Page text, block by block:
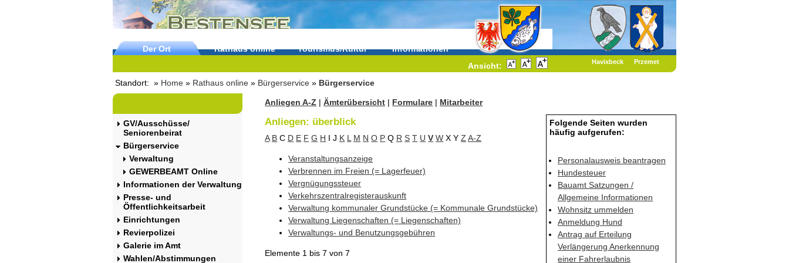
Havixbeck Przemet
Der Ort Rathaus online Tourismus/Kultur
Informationen
Ansicht:
Standort: » Home » Rathaus online » Bürgerservice » Bürgerservice
GV/Ausschüsse/
Seniorenbeirat
Bürgerservice
Verwaltung
GEWERBEAMT Online
Informationen der Verwaltung
Presse- und
Öffentlichkeitsarbeit
Einrichtungen
Revierpolizei
Galerie im Amt
Wahlen/Abstimmungen
Anliegen A-Z |Ämterübersicht | Formulare | Mitarbeiter
Folgende Seiten wurden
häufig aufgerufen:
Personalausweis beantragen
Hundesteuer
Bauamt Satzungen /
Allgemeine Informationen
Wohnsitz ummelden
Anmeldung Hund
Antrag auf Erteilung
Verlängerung Anerkennung
einer Fahrerlaubnis
Anliegen: überblick
A B C D E F G H I J K L M N O P Q R S T U V W X Y Z A-Z
Veranstaltungsanzeige
Verbrennen im Freien (= Lagerfeuer)
Vergnügungssteuer
Verkehrszentralregisterauskunft
Verwaltung kommunaler Grundstücke (= Kommunale Grundstücke)
Verwaltung Liegenschaften (= Liegenschaften)
Verwaltungs- und Benutzungsgebühren
Elemente 1 bis 7 von7